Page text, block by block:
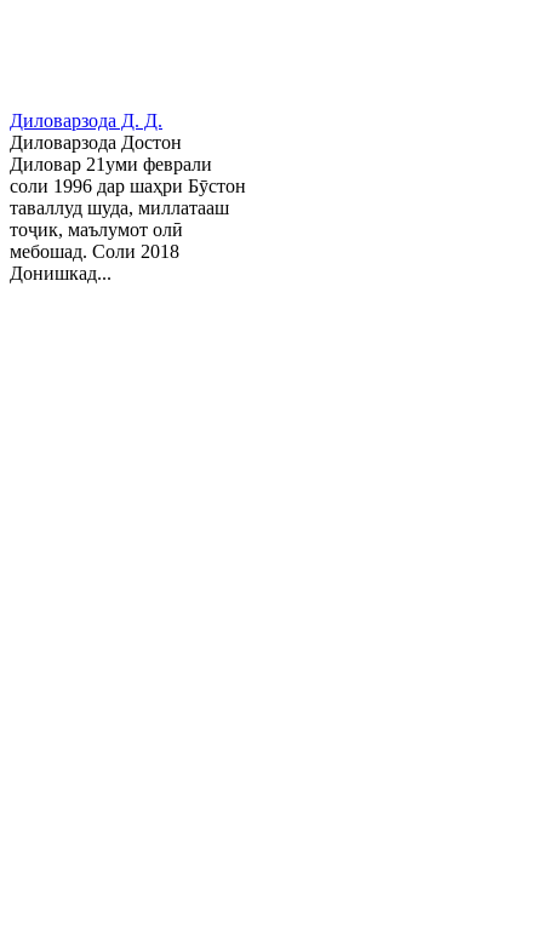
Диловарзода Д. Д.
Диловарзода Достон
Диловар 21уми феврали
соли 1996 дар шаҳри Бӯстон
таваллуд шуда, миллатааш
тоҷик, маълумот олӣ
мебошад. Соли 2018
Донишкад...